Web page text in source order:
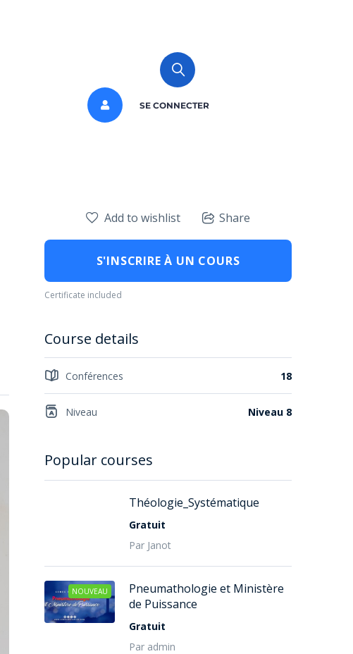
SE CONNECTER
Add to wishlist Share
S'INSCRIRE À UN COURS
Certificate included
Course details
Conférences 18
Niveau Niveau 8
Popular courses
Théologie_Systématique
Gratuit
Par Janot
NOUVEAU
Pneumathologie et Ministère
de Puissance
Gratuit
Par admin